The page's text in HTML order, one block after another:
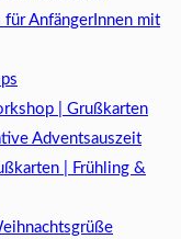
für AnfängerInnen mit
| Grußkarten
Adventsauszeit
| Frühling &